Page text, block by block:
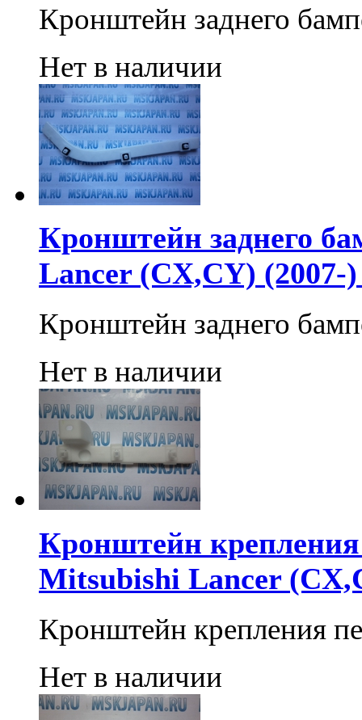
Кронштейн заднего
Нет в наличии
Кронштейн заднего
Lancer (CX,CY) (2007-)
Кронштейн заднего
Нет в наличии
Кронштейн крепления
Mitsubishi Lancer
Кронштейн крепления
Нет в наличии